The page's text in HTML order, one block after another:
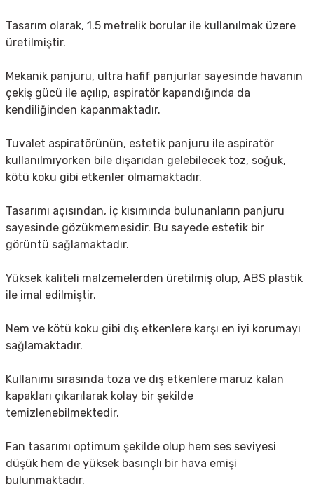
Tasarım olarak, 1.5 metrelik borular ile kullanılmak üzere
üretilmiştir.
Mekanik panjuru, ultra hafif panjurlar sayesinde havanın
çekiş gücü ile açılıp, aspiratör kapandığında da
kendiliğinden kapanmaktadır.
Tuvalet aspiratörünün, estetik panjuru ile aspiratör
kullanılmıyorken bile dışarıdan gelebilecek toz, soğuk,
kötü koku gibi etkenler olmamaktadır.
Tasarımı açısından, iç kısımında bulunanların panjuru
sayesinde gözükmemesidir. Bu sayede estetik bir
görüntü sağlamaktadır.
Yüksek kaliteli malzemelerden üretilmiş olup, ABS plastik
ile imal edilmiştir.
Nem ve kötü koku gibi dış etkenlere karşı en iyi korumayı
sağlamaktadır.
Kullanımı sırasında toza ve dış etkenlere maruz kalan
kapakları çıkarılarak kolay bir şekilde
temizlenebilmektedir.
Fan tasarımı optimum şekilde olup hem ses seviyesi
düşük hem de yüksek basınçlı bir hava emişi
bulunmaktadır.